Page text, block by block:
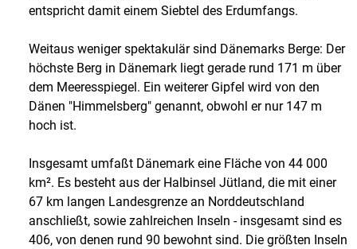
entspricht damit einem Siebtel des Erdumfangs.
Weitaus weniger spektakulär sind Dänemarks Berge: Der
höchste Berg in Dänemark liegt gerade rund 171 m über
dem Meeresspiegel. Ein weiterer Gipfel wird von den
Dänen "Himmelsberg" genannt, obwohl er nur 147 m
hoch ist.
Insgesamt umfaßt Dänemark eine Fläche von 44 000
km². Es besteht aus der Halbinsel Jütland, die mit einer
67 km langen Landesgrenze an Norddeutschland
anschließt, sowie zahlreichen Inseln - insgesamt sind es
406, von denen rund 90 bewohnt sind. Die größten Inseln